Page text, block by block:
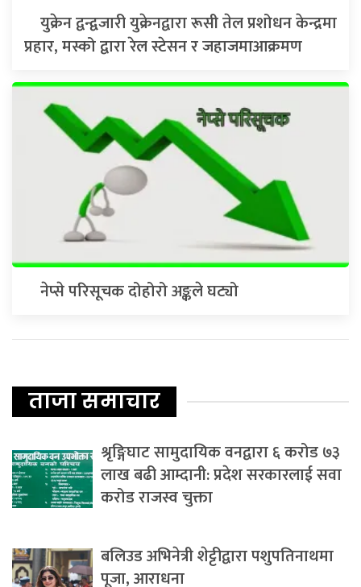
युक्रेन द्वन्द्वजारी युक्रेनद्वारा रूसी तेल प्रशोधन केन्द्रमा
प्रहार, मस्को द्वारा रेल स्टेसन र जहाजमाआक्रमण
नेप्से परिसूचक दोहोरो अङ्कले घट्यो
ताजा समाचार
श्रृङ्गिघाट सामुदायिक वनद्वारा ६ करोड ७३
लाख बढी आम्दानी: प्रदेश सरकारलाई सवा
करोड राजस्व चुक्ता
बलिउड अभिनेत्री शेट्टीद्वारा पशुपतिनाथमा
पूजा, आराधना